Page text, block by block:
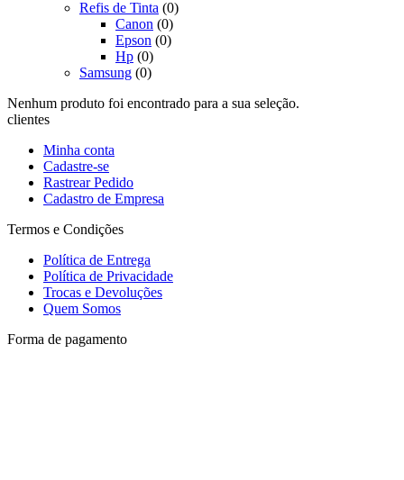
Refis de Tinta (0)
Canon (0)
Epson (0)
Hp (0)
Samsung (0)
Nenhum produto foi encontrado para a sua seleção.
clientes
Minha conta
Cadastre-se
Rastrear Pedido
Cadastro de Empresa
Termos e Condições
Política de Entrega
Política de Privacidade
Trocas e Devoluções
Quem Somos
Forma de pagamento